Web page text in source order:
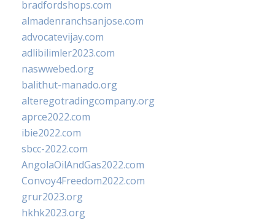
bradfordshops.com
almadenranchsanjose.com
advocatevijay.com
adlibilimler2023.com
naswwebed.org
balithut-manado.org
alteregotradingcompany.org
aprce2022.com
ibie2022.com
sbcc-2022.com
AngolaOilAndGas2022.com
Convoy4Freedom2022.com
grur2023.org
hkhk2023.org